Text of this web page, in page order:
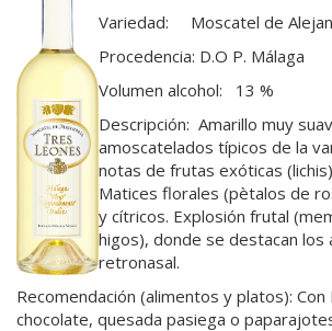
Variedad: Moscatel de
Procedencia: D.O P. Málaga
Volumen alcohol: 13 %
Descripción: Amarillo muy
amoscatelados típicos de la
notas de frutas exóticas
Matices florales (pètalos de
y cítricos. Explosión frutal
higos), donde se destacan los
retronasal.
Recomendación (alimentos y platos):
chocolate, quesada pasiega o